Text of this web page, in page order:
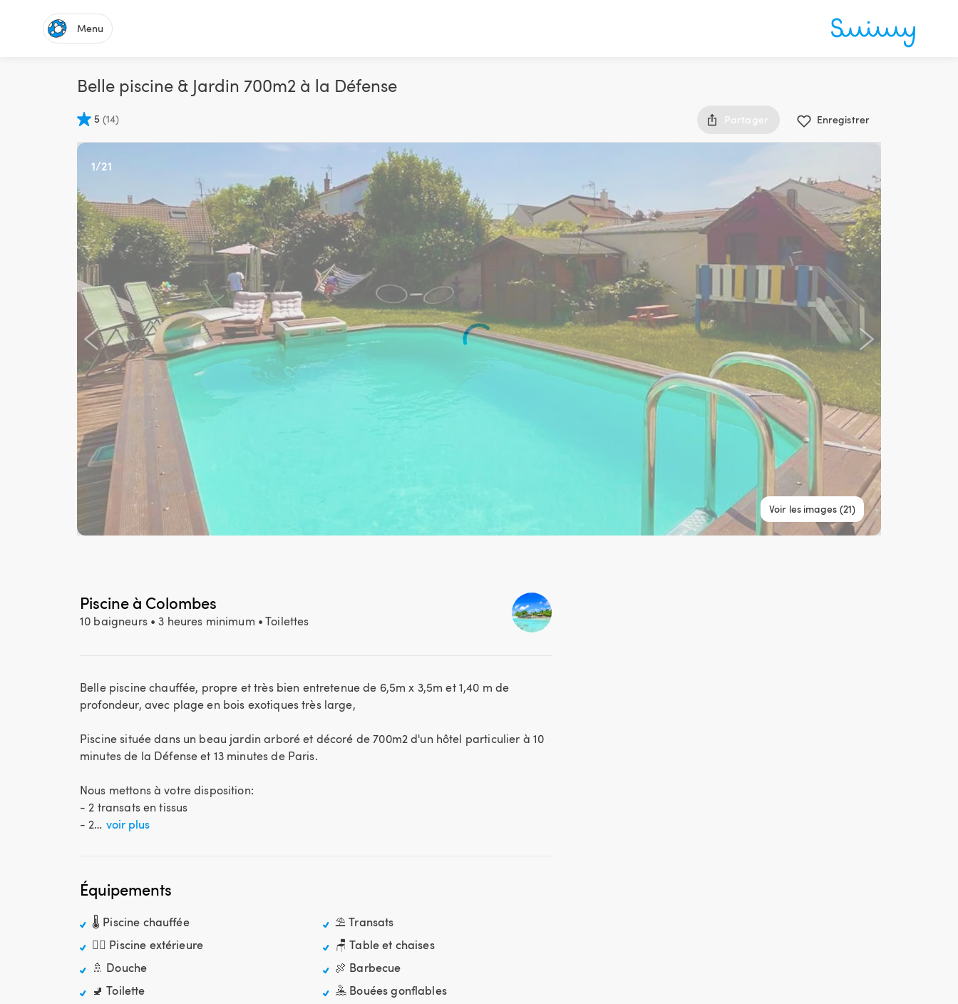
Menu
Belle piscine & Jardin 700m2 à la Défense
5 (14) Partager Enregistrer
1/21
Voir les images (21)
Piscine à Colombes
10 baigneurs• 3 heures minimum • Toilettes
Belle piscine chauffée​​,​​​​ propre et très bien entretenue de 6​,​5m x 3​,​5m et 1​,​40 m de
profondeur​,​ avec plage en bois exotiques très large​,​
Piscine située dans un beau jardin arboré et décoré de 700m2 d'un hôtel particulier à 10
minutes de la Défense et 13 minutes de Paris.
Nous mettons à votre disposition​​​:
- 2 transats​​​ en tissus
- 2… voir plus
Équipements
🌡️ Piscine chauffée
🏊‍♂️ Piscine extérieure
🚿 Douche
🚽 Toilette
⛱️ Transats
🪑 Table et chaises
🍖 Barbecue
🤽 Bouées gonflables